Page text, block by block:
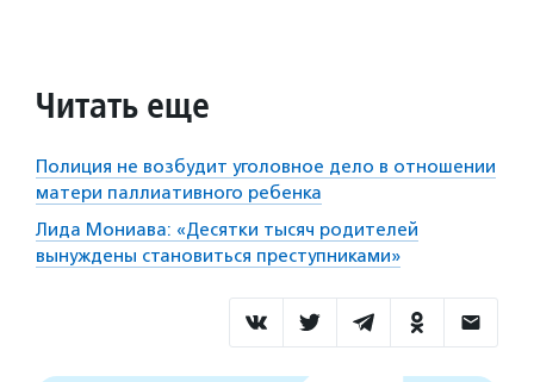
Читать еще
Полиция не возбудит уголовное дело в отношении
матери паллиативного ребенка
Лида Мониава: «Десятки тысяч родителей
вынуждены становиться преступниками»